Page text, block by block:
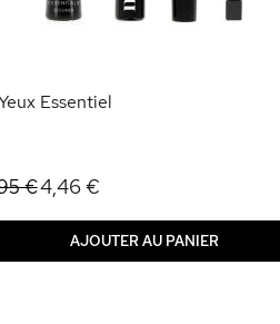
Essentiel
€4,46 €
AJOUTER AU PANIER